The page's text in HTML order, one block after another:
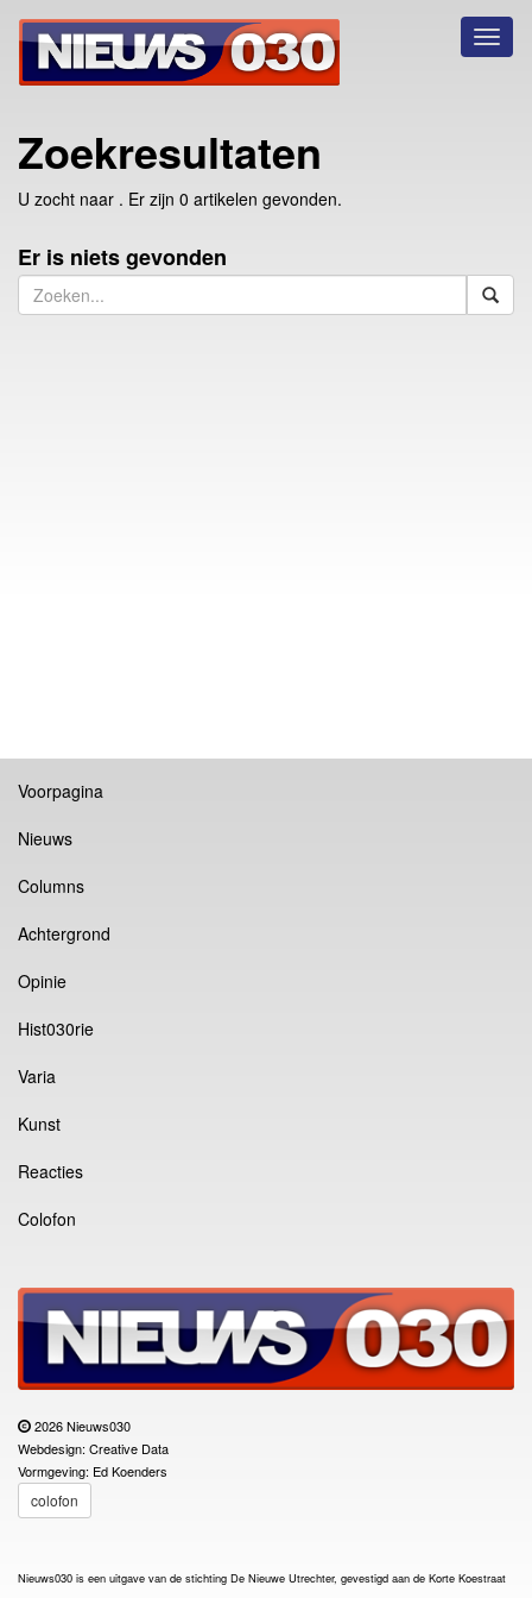
Zoekresultaten
U zocht naar . Er zijn 0 artikelen gevonden.
Er is niets gevonden
Voorpagina
Nieuws
Columns
Achtergrond
Opinie
Hist030rie
Varia
Kunst
Reacties
Colofon
2026 Nieuws030
Webdesign: Creative Data
Vormgeving: Ed Koenders
colofon
Nieuws030 is een uitgave van de stichting De Nieuwe Utrechter, gevestigd aan de Korte Koestraat